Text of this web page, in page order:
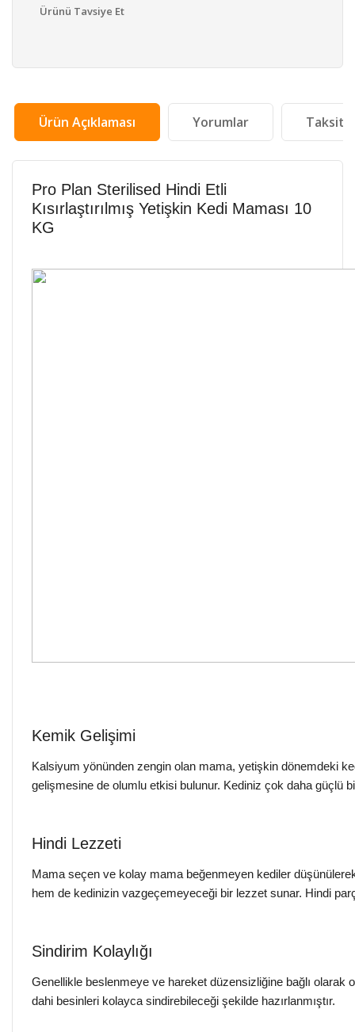
Ürünü Tavsiye Et
Ürün Açıklaması Yorumlar Taksit
Pro Plan Sterilised Hindi Etli
Kısırlaştırılmış Yetişkin Kedi Maması 10
KG
Kemik Gelişimi
Kalsiyum yönünden zengin olan mama, yetişkin dönemdeki
gelişmesine de olumlu etkisi bulunur. Kediniz çok daha güçlü
Hindi Lezzeti
Mama seçen ve kolay mama beğenmeyen kediler
hem de kedinizin vazgeçemeyeceği bir lezzet sunar. Hindi
Sindirim Kolaylığı
Genellikle beslenmeye ve hareket düzensizliğine bağlı olarak
dahi besinleri kolayca sindirebileceği şekilde hazırlanmıştır.